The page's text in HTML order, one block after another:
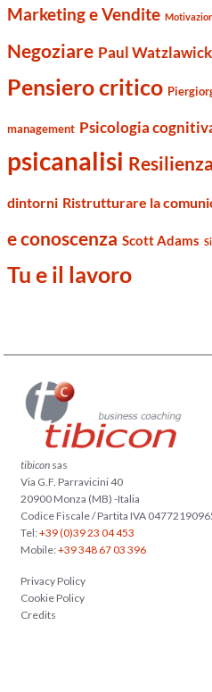
Marketing e Vendite
Negoziare Paul Watzlawick
Pensiero critico
management Psicologia
psicanalisi
dintorni Ristrutturare la
e conoscenza Scott Adams
Tu e il lavoro
tibicon sas
Via G.F. Parravicini 40
20900 Monza (MB) -Italia
Codice Fiscale / Partita IVA
Tel:+39 (0)39 23 04 453
Mobile:+39 348 67 03 396
Privacy Policy
Cookie Policy
Credits